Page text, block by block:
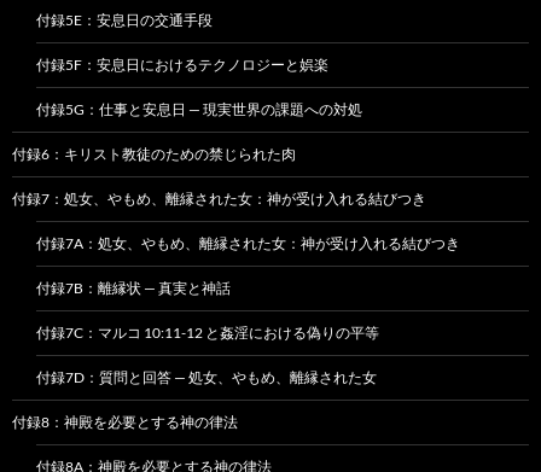
付録5E：安息日の交通手段
付録5F：安息日におけるテクノロジーと娯楽
付録5G：仕事と安息日 — 現実世界の課題への対処
付録6：キリスト教徒のための禁じられた肉
付録7：処女、やもめ、離縁された女：神が受け入れる結びつき
付録7A：処女、やもめ、離縁された女：神が受け入れる結びつき
付録7B：離縁状 — 真実と神話
付録7C：マルコ 10:11-12 と姦淫における偽りの平等
付録7D：質問と回答 — 処女、やもめ、離縁された女
付録8：神殿を必要とする神の律法
付録8A：神殿を必要とする神の律法